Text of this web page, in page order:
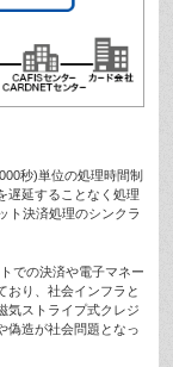
秒)単位の処理時間制
遅延することなく処理
ト決済処理のシンクラ
での決済や電子マネー
おり、社会インフラと
気ストライプ式クレジ
偽造が社会問題となっ